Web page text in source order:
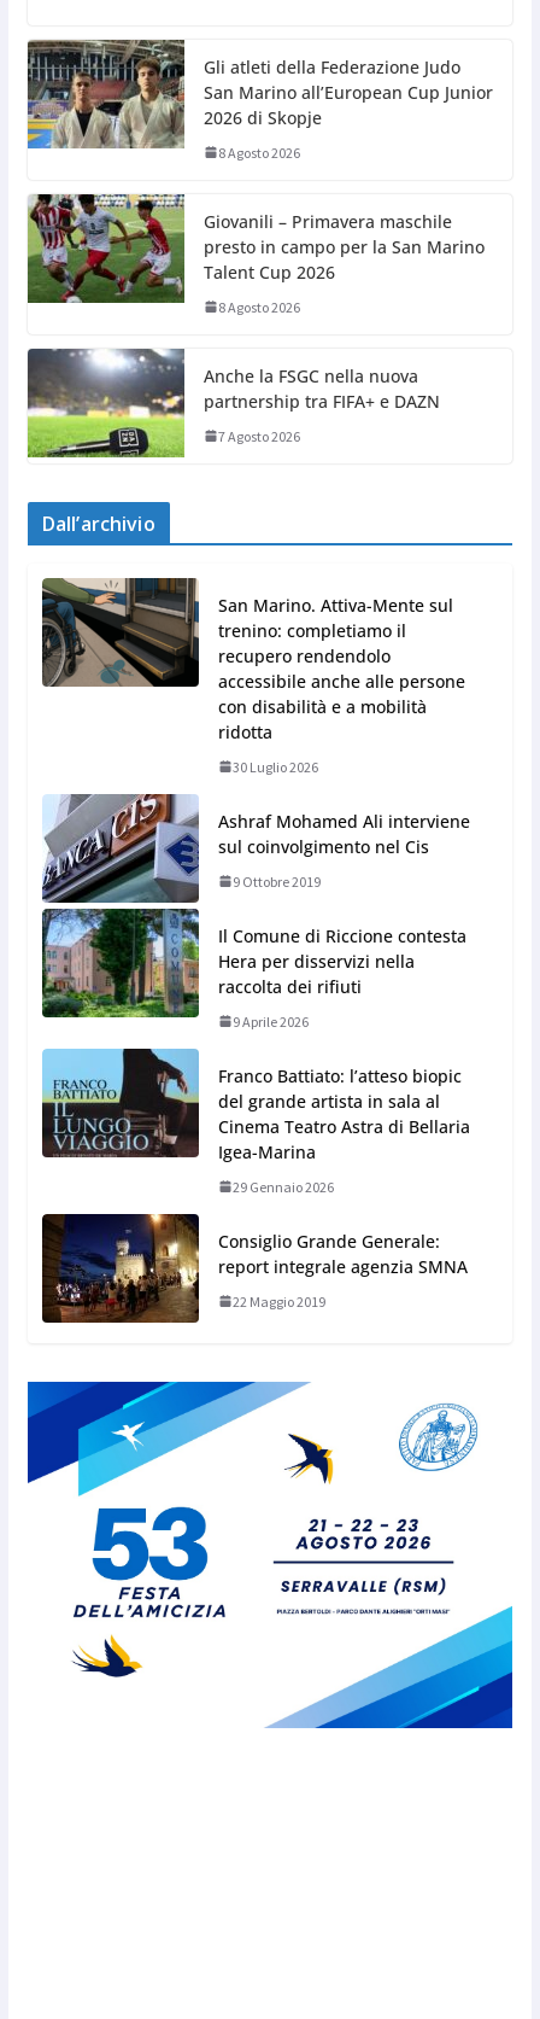
Gli atleti della Federazione Judo
San Marino all’European Cup Junior
2026 di Skopje
8 Agosto 2026
Giovanili – Primavera maschile
presto in campo per la San Marino
Talent Cup 2026
8 Agosto 2026
Anche la FSGC nella nuova
partnership tra FIFA+ e DAZN
7 Agosto 2026
Dall’archivio
San Marino. Attiva-Mente sul
trenino: completiamo il
recupero rendendolo
accessibile anche alle persone
con disabilità e a mobilità
ridotta
30 Luglio 2026
Ashraf Mohamed Ali interviene
sul coinvolgimento nel Cis
9 Ottobre 2019
Il Comune di Riccione contesta
Hera per disservizi nella
raccolta dei rifiuti
9 Aprile 2026
Franco Battiato: l’atteso biopic
del grande artista in sala al
Cinema Teatro Astra di Bellaria
Igea-Marina
29 Gennaio 2026
Consiglio Grande Generale:
report integrale agenzia SMNA
22 Maggio 2019